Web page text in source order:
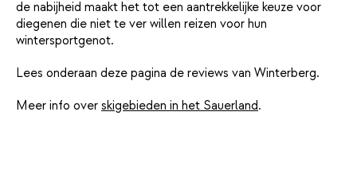
de nabijheid maakt het tot een aantrekkelijke keuze voor
diegenen die niet te ver willen reizen voor hun
wintersportgenot.
Lees onderaan deze pagina de reviews van Winterberg.
Meer info over skigebieden in het Sauerland.